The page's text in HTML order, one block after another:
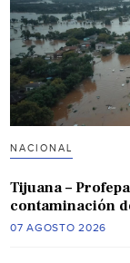
NACIONAL
Tijuana –
contaminación
07 AGOSTO 2026